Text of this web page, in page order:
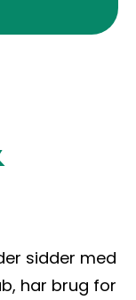
sidder med
har brug for